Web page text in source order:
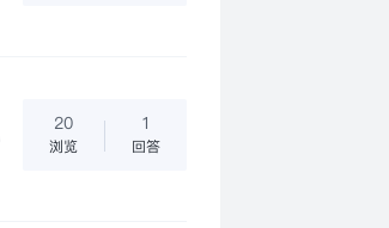
中发现光源在点亮时频闪，然后熄灭。看了
20
浏览
1
回答